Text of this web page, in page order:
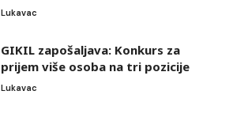
Lukavac
GIKIL zapošaljava: Konkurs za
prijem više osoba na tri pozicije
Lukavac